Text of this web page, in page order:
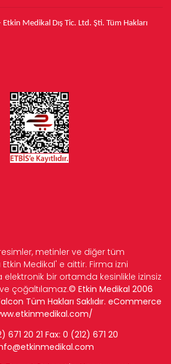
Medikal Dış Tic. Ltd. Şti. Tüm Hakları
metinler ve diğer tüm
Medikal' e aittir. Firma izni
elektronik bir ortamda kesinlikle izinsiz
çoğaltılamaz.© Etkin Medikal 2006
Tüm Hakları Saklıdır. eCommerce
671 20 21 Fax: 0 (212) 671 20
@etkinmedikal.com